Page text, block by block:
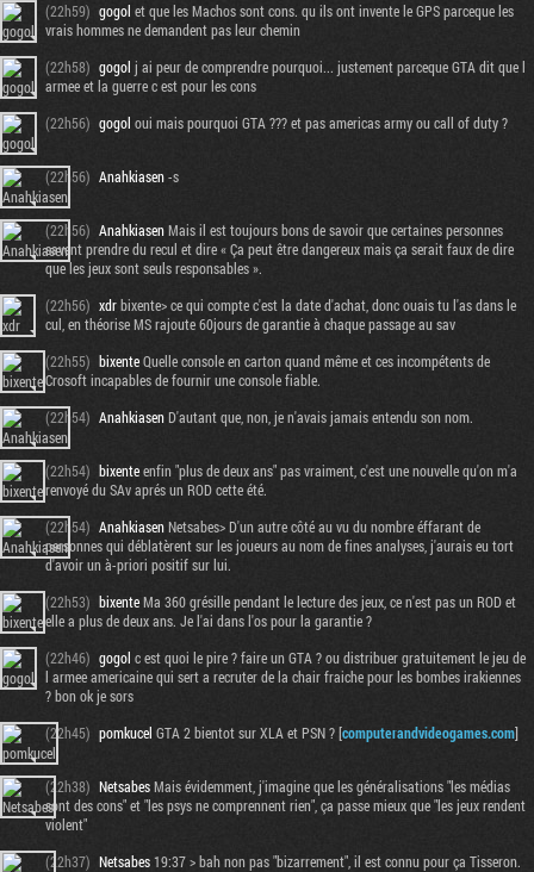
(22h59) gogol et que les Machos sont cons. qu ils ont invente le GPS parceque les
vrais hommes ne demandent pas leur chemin
(22h58) gogol j ai peur de comprendre pourquoi... justement parceque GTA dit que l
armee et la guerre c est pour les cons
(22h56) gogol oui mais pourquoi GTA ??? et pas americas army ou call of duty ?
(22h56) Anahkiasen-s
(22h56) AnahkiasenMais il est toujours bons de savoir que certaines personnes
savent prendre du recul et dire « Ça peut être dangereux mais ça serait faux de dire
que les jeux sont seuls responsables ».
(22h56) xdrbixente> ce qui compte c'est la date d'achat, donc ouais tu l'as dans le
cul, en théorise MS rajoute 60jours de garantie à chaque passage au sav
(22h55) bixenteQuelle console en carton quand même et ces incompétents de
Crosoft incapables de fournir une console fiable.
(22h54) AnahkiasenD'autant que, non, je n'avais jamais entendu son nom.
(22h54) bixenteenfin "plus de deux ans" pas vraiment, c'est une nouvelle qu'on m'a
renvoyé du SAv aprés un ROD cette été.
(22h54) AnahkiasenNetsabes> D'un autre côté au vu du nombre éffarant de
personnes qui déblatèrent sur les joueurs au nom de fines analyses, j'aurais eu tort
d'avoir un à-priori positif sur lui.
(22h53) bixenteMa 360 grésille pendant le lecture des jeux, ce n'est pas un ROD et
elle a plus de deux ans. Je l'ai dans l'os pour la garantie ?
(22h46) gogol c est quoi le pire ? faire un GTA ? ou distribuer gratuitement le jeu de
l armee americaine qui sert a recruter de la chair fraiche pour les bombes irakiennes
? bon ok je sors
(22h45) pomkucel GTA 2 bientot sur XLA et PSN ? [computerandvideogames.com]
(22h38) NetsabesMais évidemment, j'imagine que les généralisations "les médias
sont des cons" et "les psys ne comprennent rien", ça passe mieux que "les jeux rendent
violent"
(22h37) Netsabes19:37 > bah non pas "bizarrement", il est connu pour ça Tisseron.
Tribune